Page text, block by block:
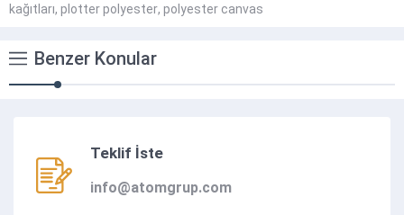
kağıtları, plotter polyester, polyester canvas
Benzer Konular
Teklif İste
info@atomgrup.com